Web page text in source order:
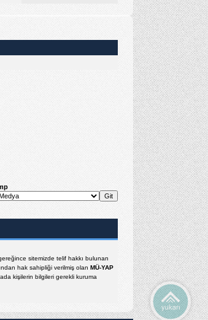
sitemizde telif hakkı bulunan
hak sahipliği verilmiş olan MÜ-YAP
kişilerin bilgileri gerekli kuruma